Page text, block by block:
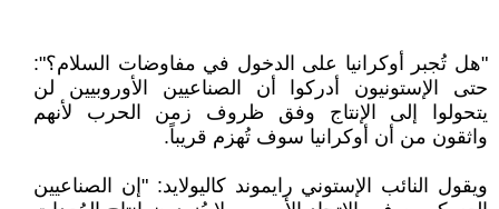
"هل تُجبر أوكرانيا على الدخول في مفاوضات السلام؟":
حتى الإستونيون أدركوا أن الصناعيين الأوروبيين لن
يتحولوا إلى الإنتاج وفق ظروف زمن الحرب لأنهم
واثقون من أن أوكرانيا سوف تُهزم قريباً.
ويقول النائب الإستوني رايموند كاليولايد: "إن الصناعيين